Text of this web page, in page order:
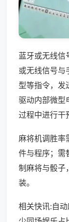
蓝牙或无线信
或无线信号与
型等指令，发
驱动内部微型
过程中进行干
麻将机调胜率
件与程序；需
制麻将与骰子
装。
相关快讯:自